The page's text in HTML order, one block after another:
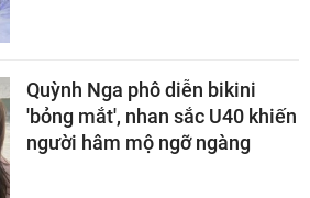
Quỳnh Nga phô diễn bikini
'bỏng mắt', nhan sắc U40 khiến
người hâm mộ ngỡ ngàng